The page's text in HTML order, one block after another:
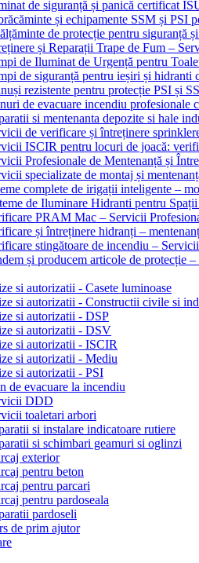
de siguranță și panică certificat
și echipamente SSM și PSI
de protecție pentru siguranță
și Reparații Trape de Fum –
de Iluminat de Urgență pentru
de siguranță pentru ieșiri și hidranti
rezistente pentru protecție PSI și
de evacuare incendiu profesionale
si mentenanta depozite si hale
de verificare și întreținere
ISCIR pentru locuri de joacă:
Profesionale de Mentenanță și
specializate de montaj și
complete de irigații inteligente –
de Iluminare Hidranti pentru
PRAM Mac – Servicii
și întreținere hidranți –
stingătoare de incendiu –
și producem articole de protecție
si autorizatii - Casete luminoase
si autorizatii - Constructii civile si
si autorizatii - DSP
si autorizatii - DSV
si autorizatii - ISCIR
si autorizatii - Mediu
si autorizatii - PSI
de evacuare la incendiu
DDD
toaletari arbori
si instalare indicatoare rutiere
si schimbari geamuri si oglinzi
exterior
pentru beton
pentru parcari
pentru pardoseala
pardoseli
de prim ajutor